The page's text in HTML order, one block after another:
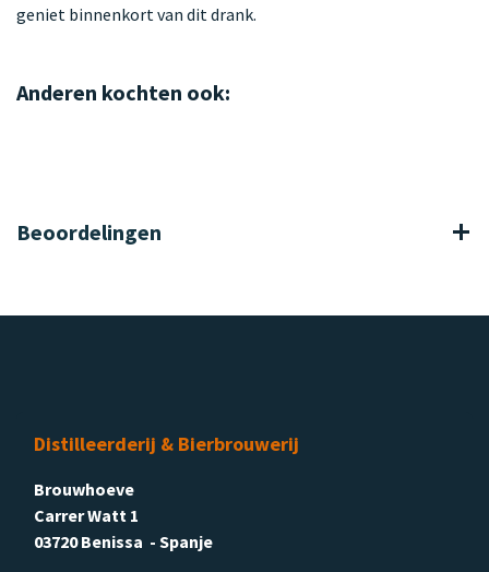
geniet binnenkort van dit drank.
Anderen kochten ook:
Beoordelingen
Distilleerderij & Bierbrouwerij
Brouwhoeve
Carrer Watt 1
03720 Benissa - Spanje